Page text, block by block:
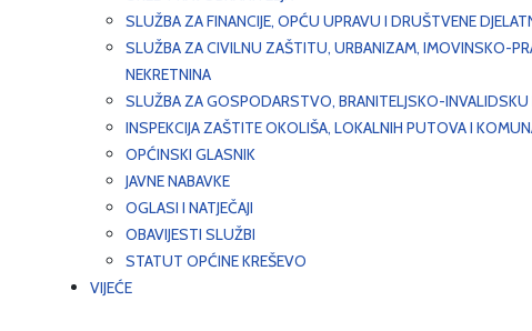
SLUŽBA ZA FINANCIJE, OPĆU UPRAVU I DRUŠTVENE
SLUŽBA ZA CIVILNU ZAŠTITU, URBANIZAM, IMOVINSKO-
NEKRETNINA
SLUŽBA ZA GOSPODARSTVO, BRANITELJSKO-INVALIDSKU
INSPEKCIJA ZAŠTITE OKOLIŠA, LOKALNIH PUTOVA I
OPĆINSKI GLASNIK
JAVNE NABAVKE
OGLASI I NATJEČAJI
OBAVIJESTI SLUŽBI
STATUT OPĆINE KREŠEVO
VIJEĆE